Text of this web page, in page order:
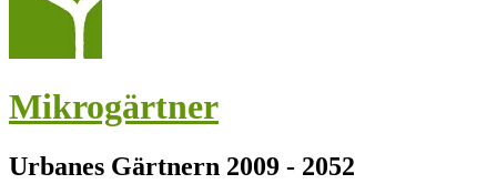
Mikrogärtner
Urbanes Gärtnern 2009 - 2052